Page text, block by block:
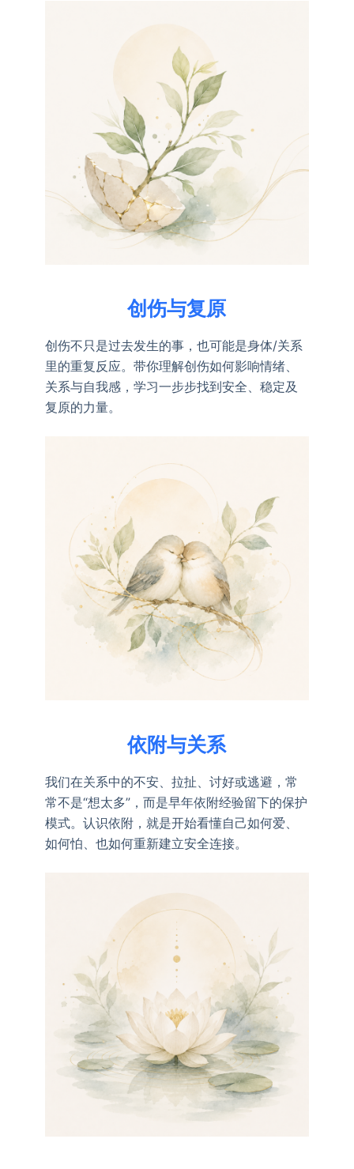
创伤与复原
创伤不只是过去发生的事，也可能是身体/关系
里的重复反应。带你理解创伤如何影响情绪、
关系与自我感，学习一步步找到安全、稳定及
复原的力量。
依附与关系
我们在关系中的不安、拉扯、讨好或逃避，常
常不是“想太多”，而是早年依附经验留下的保护
模式。认识依附，就是开始看懂自己如何爱、
如何怕、也如何重新建立安全连接。